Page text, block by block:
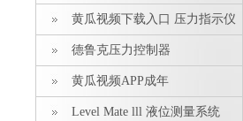
黄瓜视频下载入口 压力指示仪
压力标准源德鲁克压力控制器
黄瓜视频APP成年
Level Mate lll 液位测量系统